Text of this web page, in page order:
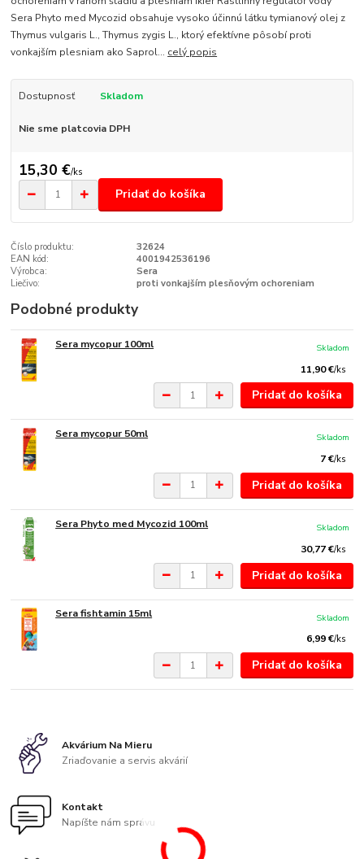
Sera Phyto med Mycozid obsahuje vysoko účinnú látku tymianový olej z
Thymus vulgaris L., Thymus zygis L., ktorý efektívne pôsobí proti
vonkajším plesniam ako Saprol... celý popis
Dostupnosť Skladom
Nie sme platcovia DPH
15,30 €/ks
Pridať do košíka
Číslo produktu:
32624
EAN kód:
4001942536196
Výrobca:
Sera
Liečivo:
proti vonkajším plesňovým ochoreniam
Podobné produkty
Sera mycopur 100ml
11,90 €/ks
Skladom
Pridať do košíka
Sera mycopur 50ml
7 €/ks
Skladom
Pridať do košíka
Sera Phyto med Mycozid 100ml
30,77 €/ks
Skladom
Pridať do košíka
Sera fishtamin 15ml
6,99 €/ks
Skladom
Pridať do košíka
Akvárium Na Mieru
Zriaďovanie a servis akvárií
Kontakt
Napíšte nám správu